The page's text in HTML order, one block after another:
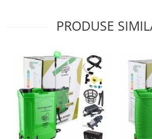
Echipamente pt incalzire
Panouri solare
Paturi electrice cu incalzire
Sobe pe lemne
Umidificatoare
Ventilatoare
Kituri de siguranta si supravietuire
PRODUSE